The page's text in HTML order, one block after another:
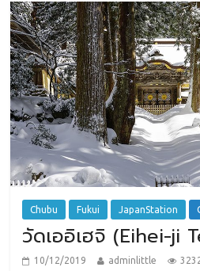
Chubu Fukui JapanStation
วัดเออิเฮจิ (Eihei-ji
10/12/2019 adminlittle